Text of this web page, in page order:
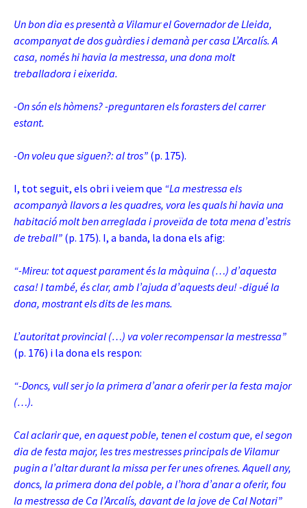
Un bon dia es presentà a Vilamur el Governador de Lleida,
acompanyat de dos guàrdies i demanà per casa L’Arcalís. A
casa, només hi havia la mestressa, una dona molt
treballadora i eixerida.
-On són els hòmens? -preguntaren els forasters del carrer
estant.
-On voleu que siguen?: al tros” (p. 175).
I, tot seguit, els obri i veiem que “La mestressa els
acompanyà llavors a les quadres, vora les quals hi havia una
habitació molt ben arreglada i proveïda de tota mena d’estris
de treball” (p. 175). I, a banda, la dona els afig:
“-Mireu: tot aquest parament és la màquina (…) d’aquesta
casa! I també, és clar, amb l’ajuda d’aquests deu! -digué la
dona, mostrant els dits de les mans.
L’autoritat provincial (…) va voler recompensar la mestressa”
(p. 176) i la dona els respon:
“-Doncs, vull ser jo la primera d’anar a oferir per la festa major
(…).
Cal aclarir que, en aquest poble, tenen el costum que, el segon
dia de festa major, les tres mestresses principals de Vilamur
pugin a l’altar durant la missa per fer unes ofrenes. Aquell any,
doncs, la primera dona del poble, a l’hora d’anar a oferir, fou
la mestressa de Ca l’Arcalís, davant de la jove de Cal Notari”